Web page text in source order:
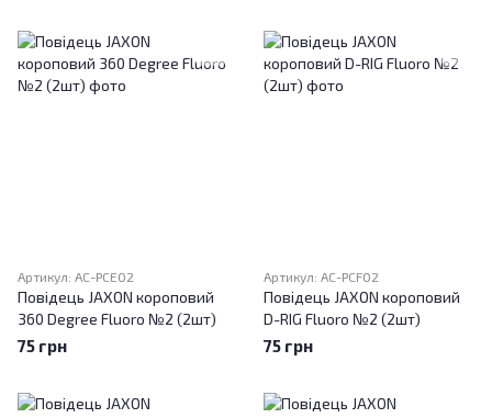
Артикул: AC-PCE02
Повідець JAXON короповий
360 Degree Fluoro №2 (2шт)
75 грн
Артикул: AC-PCF02
Повідець JAXON короповий
D-RIG Fluoro №2 (2шт)
75 грн